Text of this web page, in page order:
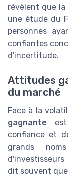
révèlent que la
une étude du
personnes
confiantes
d'incertitude.
Attitudes
du marché
Face à la
gagnante est
confiance et
grands
dit souvent